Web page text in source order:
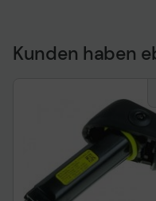
Kunden haben